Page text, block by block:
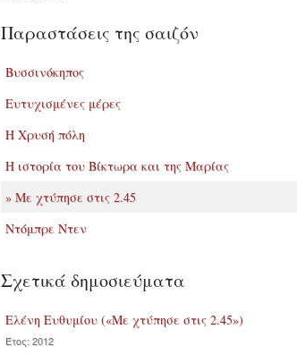
Παραστάσεις της σαιζόν
Βυσσινόκηπος
Ευτυχισμένες μέρες
Η Χρυσή πόλη
Η ιστορία του Βίκτωρα και της Μαρίας
» Με χτύπησε στις 2.45
Ντόμπρε Ντεν
Σχετικά δημοσιεύματα
Ελένη Ευθυμίου («Με χτύπησε στις 2.45»)
Έτος: 2012